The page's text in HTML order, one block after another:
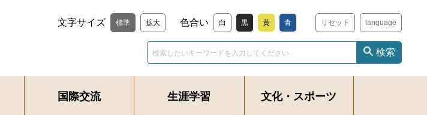
文字サイズ 標準 拡大 色合い 白 黒 黄 青 リセット language
検索
国際交流 生涯学習 文化・スポーツ